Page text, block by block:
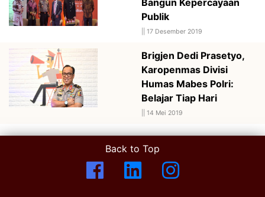
Publik
17 Desember 2019
Brigjen Dedi Prasetyo,
Karopenmas Divisi
Humas Mabes Polri:
Belajar Tiap Hari
14 Mei 2019
Back to Top